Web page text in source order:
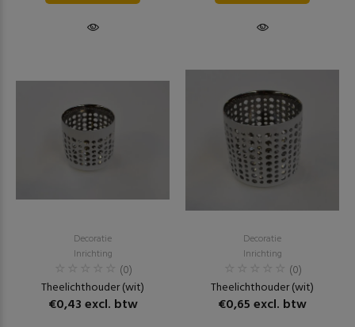
Decoratie
Inrichting
(0)
Theelichthouder (wit)
€0,43 excl. btw
Decoratie
Inrichting
(0)
Theelichthouder (wit)
€0,65 excl. btw